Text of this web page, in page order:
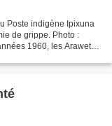
Poste indigène Ipixuna
de grippe. Photo :
1960, les Araweté